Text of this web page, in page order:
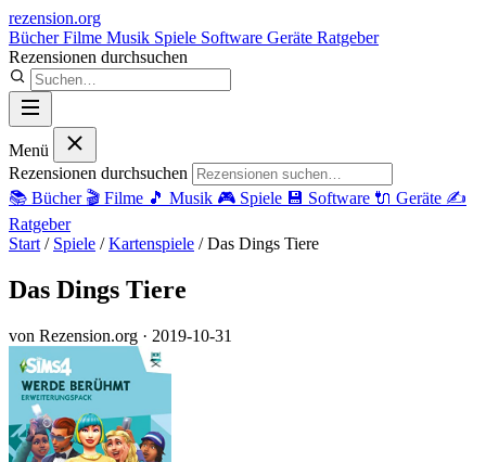
rezension.org
BücherFilme Musik Spiele Software Geräte Ratgeber
Rezensionen durchsuchen
Menü
Rezensionen durchsuchen
📚 Bücher 🎬 Filme 🎵 Musik 🎮 Spiele 💾 Software 🔌 Geräte ✍️
Ratgeber
Start / Spiele / Kartenspiele / Das Dings Tiere
Das Dings Tiere
von Rezension.org · 2019-10-31